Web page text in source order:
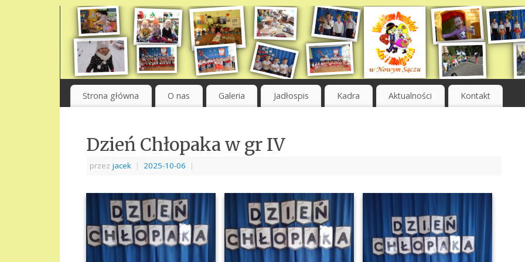
Strona główna O nas Galeria Jadłospis Kadra Aktualności Kontakt
Dzień Chłopaka w gr IV
przez jacek | 2025-10-06 |